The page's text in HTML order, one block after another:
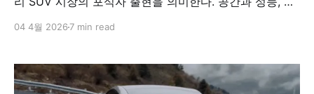
내수 시장을 지배하던 팰리세이드와 국산 대형 전기 SUV
카 시장의 판도를 송두리째 뒤바꿀 테슬라의 치명적인 반
격이 시작되었다.
04 4월 2026 7 min read